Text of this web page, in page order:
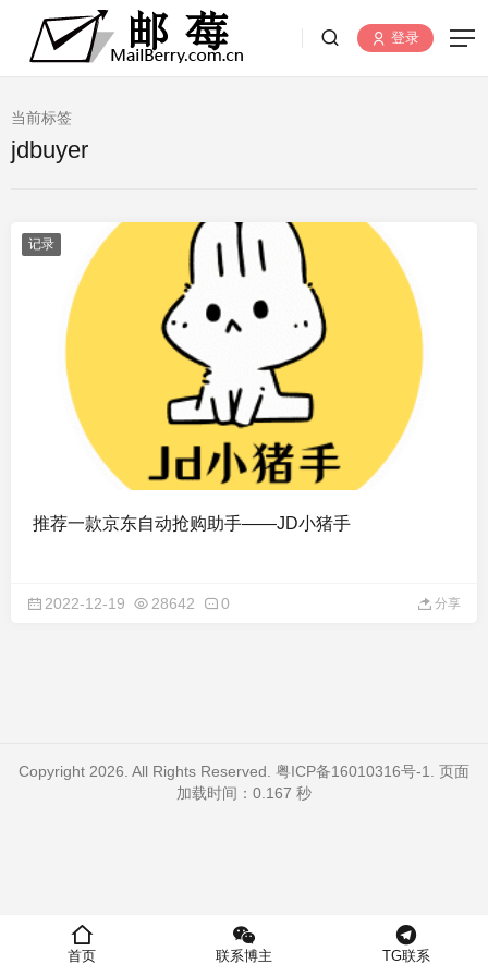
登录
当前标签
jdbuyer
记录
推荐一款京东自动抢购助手——JD小猪手
2022-12-19 28642 0 分享
Copyright 2026. All Rights Reserved. 粤ICP备16010316号-1
. 页面
加载时间：0.167 秒
首页 联系博主 TG联系